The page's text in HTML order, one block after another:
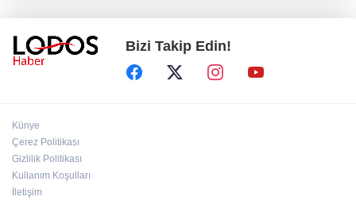
Yıldırım Belediyesi'nden uluslararası
geleceğe taşınacak!
Bizi Takip Edin!
Künye
Çerez Politikası
Gizlilik Politikası
Kullanım Koşulları
İletişim